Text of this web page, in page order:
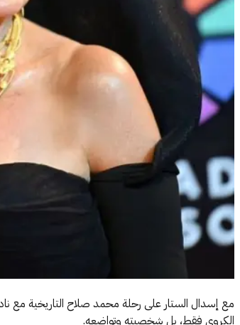
مع إسدال الستار على رحلة محمد صلاح التاريخية مع
الكروي فقط، بل شخصيته وتواضعه.